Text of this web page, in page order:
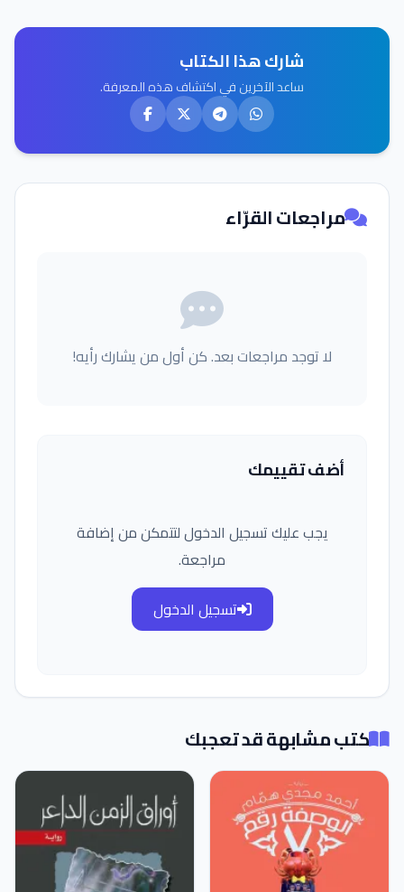
شارك هذا الكتاب
ساعد الآخرين في اكتشاف هذه المعرفة.
مراجعات القرّاء
لا توجد مراجعات بعد. كن أول من يشارك رأيه!
أضف تقييمك
يجب عليك تسجيل الدخول لتتمكن من إضافة
مراجعة.
تسجيل الدخول
كتب مشابهة قد تعجبك